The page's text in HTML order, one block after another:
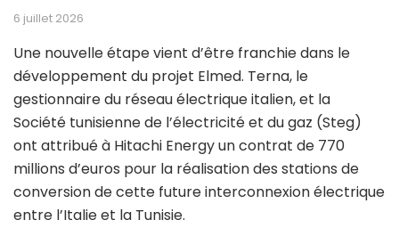
6 juillet 2026
Une nouvelle étape vient d’être franchie dans le
développement du projet Elmed. Terna, le
gestionnaire du réseau électrique italien, et la
Société tunisienne de l’électricité et du gaz (Steg)
ont attribué à Hitachi Energy un contrat de 770
millions d’euros pour la réalisation des stations de
conversion de cette future interconnexion électrique
entre l’Italie et la Tunisie.